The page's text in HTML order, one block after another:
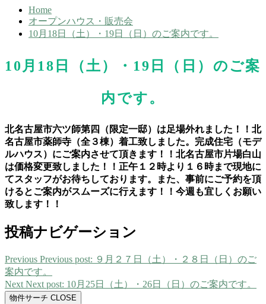
Home
オープンハウス・販売会
10月18日（土）・19日（日）のご案内です。
10月18日（土）・19日（日）のご案
内です。
北名古屋市六ツ師第四（限定一邸）は足場外れました！！北
名古屋市薬師寺（全３棟）着工致しました。完成住宅（モデ
ルハウス）にご案内させて頂きます！！北名古屋市片場白山
は価格変更致しました！！正午１２時より１６時まで現地に
てスタッフがお待ちしております。また、事前にご予約を頂
けるとご案内がスムーズに行えます！！今週も宜しくお願い
致します！！
投稿ナビゲーション
Previous Previous post: ９月２７日（土）・２８日（日）のご
案内です。
Next Next post: 10月25日（土）・26日（日）のご案内です。
物件サーチ CLOSE